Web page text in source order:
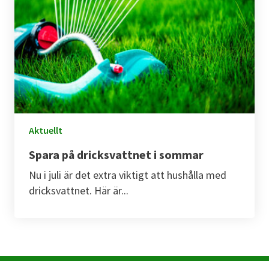
Aktuellt
Spara på dricksvattnet i sommar
Nu i juli är det extra viktigt att hushålla med
dricksvattnet. Här är...